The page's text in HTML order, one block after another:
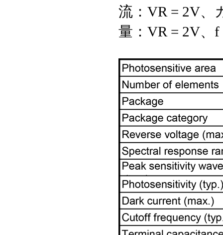
流：VR = 2V、
量：VR = 2V、f